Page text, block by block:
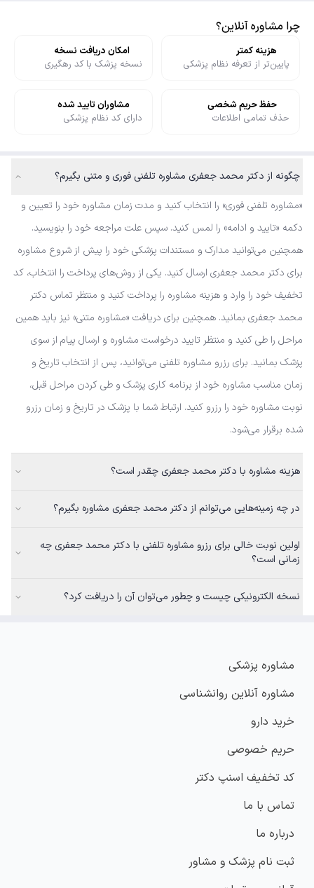
چرا مشاوره آنلاین؟
هزینه کمتر
پایین‌تر از تعرفه نظام پزشکی
امکان دریافت نسخه
نسخه پزشک با کد رهگیری
حفظ حریم شخصی
حذف تمامی اطلاعات
مشاوران تایید شده
دارای کد نظام پزشکی
چگونه از دکتر محمد جعفری مشاوره تلفنی فوری و متنی بگیرم؟
«مشاوره تلفنی فوری» را انتخاب کنید و مدت زمان مشاوره خود را تعیین و
دکمه «تایید و ادامه» را لمس کنید. سپس علت مراجعه خود را بنویسید.
همچنین می‌توانید مدارک و مستندات پزشکی خود را پیش از شروع مشاوره
برای دکتر محمد جعفری ارسال کنید. یکی از روش‌های پرداخت را انتخاب، کد
تخفیف خود را وارد و هزینه مشاوره را پرداخت کنید و منتظر تماس دکتر
محمد جعفری بمانید. همچنین برای دریافت «مشاوره متنی» نیز باید همین
مراحل را طی کنید و منتظر تایید درخواست مشاوره و ارسال پیام از سوی
پزشک بمانید. برای رزرو مشاوره تلفنی می‌توانید، پس از انتخاب تاریخ و
زمان مناسب مشاوره خود از برنامه کاری پزشک و طی کردن مراحل قبل،
نوبت مشاوره خود را رزرو کنید. ارتباط شما با پزشک در تاریخ و زمان رزرو
شده برقرار می‌شود.
هزینه مشاوره با دکتر محمد جعفری چقدر است؟
در چه زمینه‌هایی می‌توانم از دکتر محمد جعفری مشاوره بگیرم؟
اولین نوبت خالی برای رزرو مشاوره تلفنی با دکتر محمد جعفری چه
زمانی است؟
نسخه الکترونیکی چیست و چطور می‌توان آن را دریافت کرد؟
مشاوره پزشکی
مشاوره آنلاین روانشناسی
خرید دارو
حریم خصوصی
کد تخفیف اسنپ دکتر
تماس با ما
درباره ما
ثبت نام پزشک و مشاور